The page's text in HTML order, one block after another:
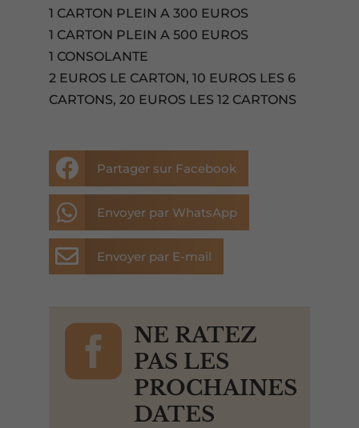
1 CARTON PLEIN A 300 EUROS
1 CARTON PLEIN A 500 EUROS
1 CONSOLANTE
2 EUROS LE CARTON, 10 EUROS LES 6
CARTONS, 20 EUROS LES 12 CARTONS
 Partager sur Facebook
 Envoyer par WhatsApp
 Envoyer par E-mail

NE RATEZ
PAS LES
PROCHAINES
DATES